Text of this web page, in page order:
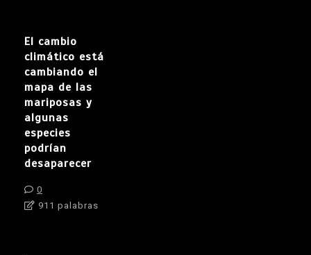
El cambio
climático está
cambiando el
mapa de las
mariposas y
algunas
especies
podrían
desaparecer
0
911 palabras